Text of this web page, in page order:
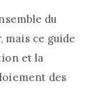
du
mais ce guide
et la
des